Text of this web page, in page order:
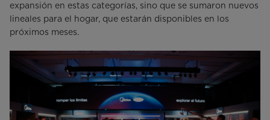
expansión en estas categorías, sino que se sumaron nuevos
lineales para el hogar, que estarán disponibles en los
próximos meses.